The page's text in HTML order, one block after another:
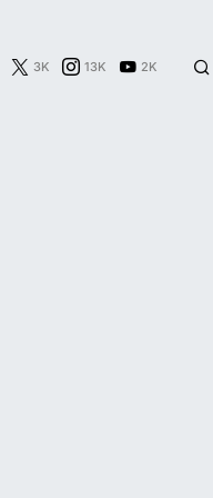
3K 13K 2K